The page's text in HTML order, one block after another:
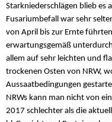
Starkniederschlägen blieb es
Fusariumbefall war sehr
von April bis zur Ernte
erwartungsgemäß
allem auf sehr leichten und
trockenen Osten von NRW,
Aussaatbedingungen
NRWs kann man nicht von
2017 schlechter als die